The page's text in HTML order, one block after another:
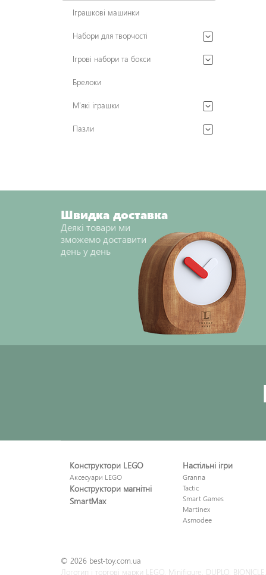
Іграшкові машинки
Набори для творчості
Ігрові набори та бокси
Брелоки
М'які іграшки
Пазли
Швидка доставка
Деякі товари ми
зможемо доставити
день у день
Конструктори LEGO
Аксесуари LEGO
Конструктори магнітні
SmartMax
Настільні ігри
Granna
Tactic
Smart Games
Martinex
Asmodee
© 2026 best-toy.com.ua
Логотип і торгові марки LEGO, Minifigure, DUPLO,